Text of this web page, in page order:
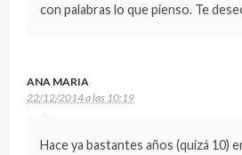
con palabras lo que pienso. Te
ANA MARIA
22/12/2014 a las 10:19
Hace ya bastantes años (quizá 10)